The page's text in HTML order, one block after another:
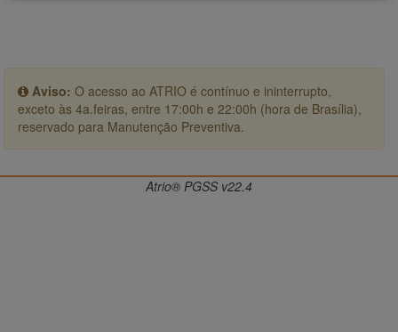
Aviso: O acesso ao ATRIO é contínuo e ininterrupto,
exceto às 4a.feiras, entre 17:00h e 22:00h (hora de Brasília),
reservado para Manutenção Preventiva.
Atrio® PGSS v22.4